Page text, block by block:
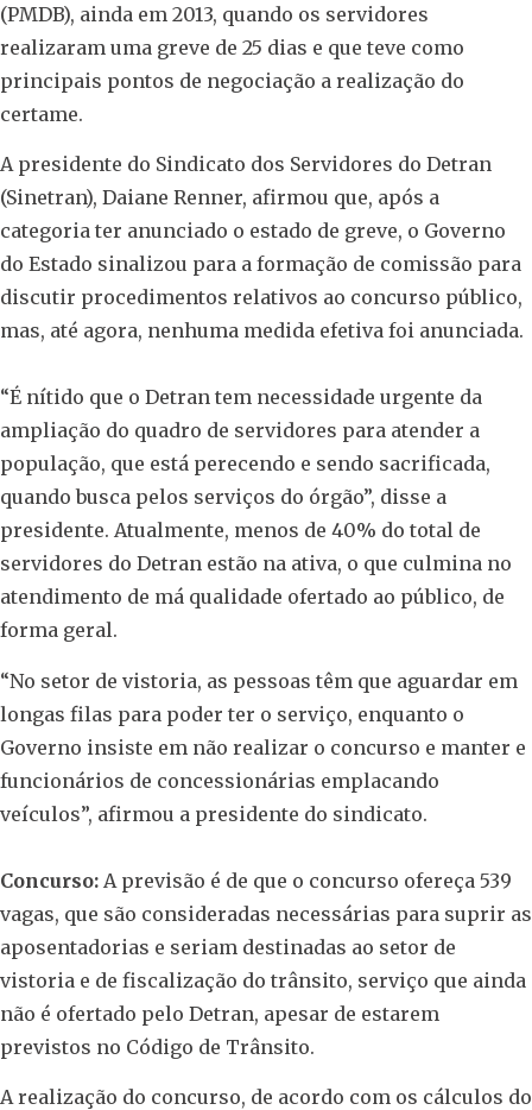
(PMDB), ainda em 2013, quando os servidores
realizaram uma greve de 25 dias e que teve como
principais pontos de negociação a realização do
certame.
A presidente do Sindicato dos Servidores do Detran
(Sinetran), Daiane Renner, afirmou que, após a
categoria ter anunciado o estado de greve, o Governo
do Estado sinalizou para a formação de comissão para
discutir procedimentos relativos ao concurso público,
mas, até agora, nenhuma medida efetiva foi anunciada.
“É nítido que o Detran tem necessidade urgente da
ampliação do quadro de servidores para atender a
população, que está perecendo e sendo sacrificada,
quando busca pelos serviços do órgão”, disse a
presidente. Atualmente, menos de 40% do total de
servidores do Detran estão na ativa, o que culmina no
atendimento de má qualidade ofertado ao público, de
forma geral.
“No setor de vistoria, as pessoas têm que aguardar em
longas filas para poder ter o serviço, enquanto o
Governo insiste em não realizar o concurso e manter e
funcionários de concessionárias emplacando
veículos”, afirmou a presidente do sindicato.
Concurso: A previsão é de que o concurso ofereça 539
vagas, que são consideradas necessárias para suprir as
aposentadorias e seriam destinadas ao setor de
vistoria e de fiscalização do trânsito, serviço que ainda
não é ofertado pelo Detran, apesar de estarem
previstos no Código de Trânsito.
A realização do concurso, de acordo com os cálculos do